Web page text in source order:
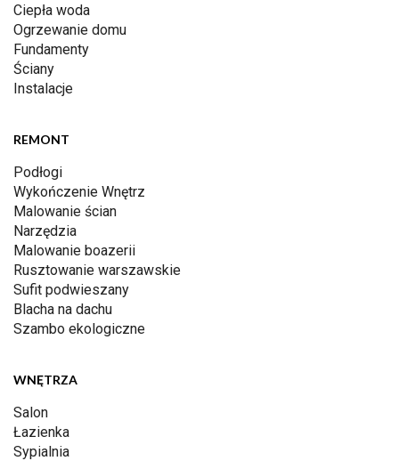
Ciepła woda
Ogrzewanie domu
Fundamenty
Ściany
Instalacje
REMONT
Podłogi
Wykończenie Wnętrz
Malowanie ścian
Narzędzia
Malowanie boazerii
Rusztowanie warszawskie
Sufit podwieszany
Blacha na dachu
Szambo ekologiczne
WNĘTRZA
Salon
Łazienka
Sypialnia